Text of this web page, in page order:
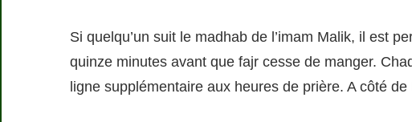
Si quelqu’un suit le madhab de l’imam Malik, il est
quinze minutes avant que fajr cesse de manger.
ligne supplémentaire aux heures de prière. A côté